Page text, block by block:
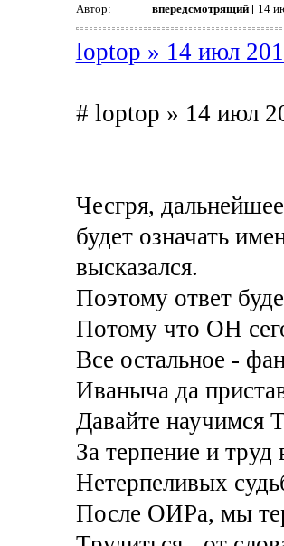
Автор: впередсмотрящий[ 14
loptop » 14 июл
# loptop » 14 июл
Чесгря,
будет означать
высказался.
Поэтому ответ
Потому что ОН
Все остальное -
Иваныча да
Давайте
За терпение и труд
Нетерпеливых
После ОИРа, мы